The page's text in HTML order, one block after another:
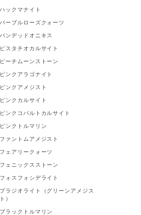
ハックマナイト
パープルローズクォーツ
バンデッドオニキス
ピスタチオカルサイト
ピーチムーンストーン
ピンクアラゴナイト
ピンクアメジスト
ピンクカルサイト
ピンクコバルトカルサイト
ピンクトルマリン
ファントムアメジスト
フェアリークォーツ
フェニックスストーン
フォスフォシデライト
プラジオライト（グリーンアメジス
ト）
ブラックトルマリン